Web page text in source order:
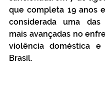
que completa 19 anos
considerada uma das
mais avançadas no
violência doméstica
Brasil.